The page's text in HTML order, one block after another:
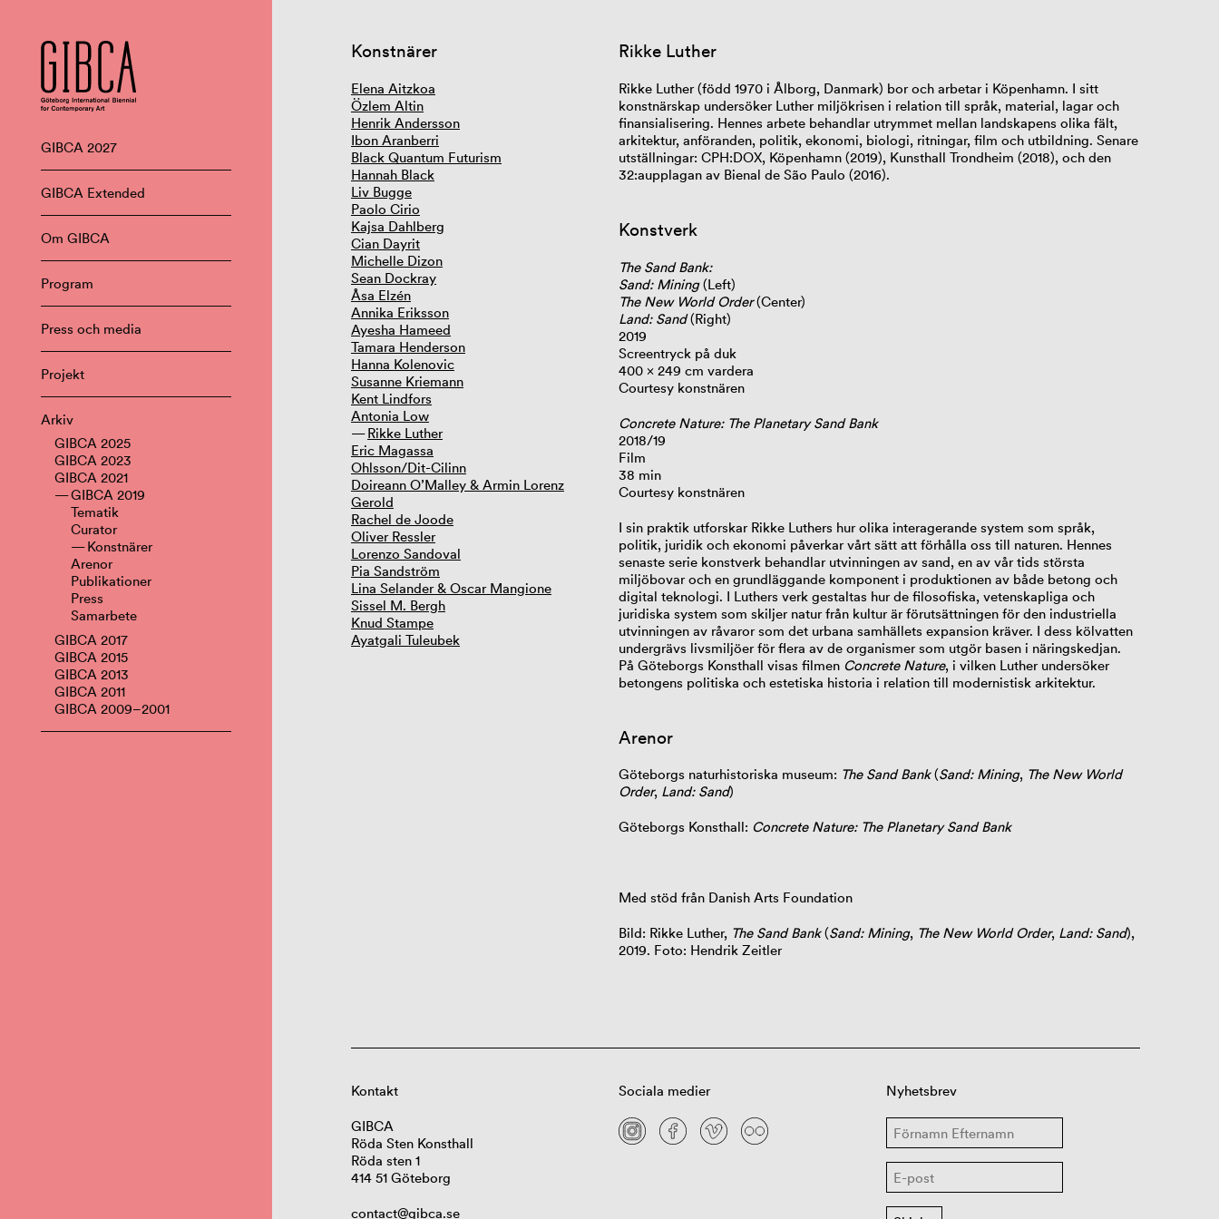
GIBCA 2027
GIBCA Extended
Om GIBCA
Program
Press och media
Projekt
Arkiv
GIBCA 2025
GIBCA 2023
GIBCA 2021
GIBCA 2019
Tematik
Curator
Konstnärer
Arenor
Publikationer
Press
Samarbete
GIBCA 2017
GIBCA 2015
GIBCA 2013
GIBCA 2011
GIBCA 2009–2001
Konstnärer
Elena Aitzkoa
Özlem Altin
Henrik Andersson
Ibon Aranberri
Black Quantum Futurism
Hannah Black
Liv Bugge
Paolo Cirio
Kajsa Dahlberg
Cian Dayrit
Michelle Dizon
Sean Dockray
Åsa Elzén
Annika Eriksson
Ayesha Hameed
Tamara Henderson
Hanna Kolenovic
Susanne Kriemann
Kent Lindfors
Antonia Low
Rikke Luther
Eric Magassa
Ohlsson/Dit-Cilinn
Doireann O’Malley & Armin Lorenz
Gerold
Rachel de Joode
Oliver Ressler
Lorenzo Sandoval
Pia Sandström
Lina Selander & Oscar Mangione
Sissel M. Bergh
Knud Stampe
Ayatgali Tuleubek
Rikke Luther
Rikke Luther (född 1970 i Ålborg, Danmark) bor och arbetar i Köpenhamn. I sitt
konstnärskap undersöker Luther miljökrisen i relation till språk, material, lagar och
finansialisering. Hennes arbete behandlar utrymmet mellan landskapens olika fält,
arkitektur, anföranden, politik, ekonomi, biologi, ritningar, film och utbildning. Senare
utställningar: CPH:DOX, Köpenhamn (2019), Kunsthall Trondheim (2018), och den
32:aupplagan av Bienal de São Paulo (2016).
Konstverk
The Sand Bank:
Sand: Mining(Left)
The New World Order(Center)
Land: Sand(Right)
2019
Screentryck på duk
400 × 249 cm vardera
Courtesy konstnären
Concrete Nature: The Planetary Sand Bank
2018/19
Film
38 min
Courtesy konstnären
I sin praktik utforskar Rikke Luthers hur olika interagerande system som språk,
politik, juridik och ekonomi påverkar vårt sätt att förhålla oss till naturen. Hennes
senaste serie konstverk behandlar utvinningen av sand, en av vår tids största
miljöbovar och en grundläggande komponent i produktionen av både betong och
digital teknologi. I Luthers verk gestaltas hur de filosofiska, vetenskapliga och
juridiska system som skiljer natur från kultur är förutsättningen för den industriella
utvinningen av råvaror som det urbana samhällets expansion kräver. I dess kölvatten
undergrävs livsmiljöer för flera av de organismer som utgör basen i näringskedjan.
På Göteborgs Konsthall visas filmen Concrete Nature, i vilken Luther undersöker
betongens politiska och estetiska historia i relation till modernistisk arkitektur.
Arenor
Göteborgs naturhistoriska museum: The Sand Bank(Sand: Mining, The New World
Order, Land: Sand)
Göteborgs Konsthall: Concrete Nature: The Planetary Sand Bank
Med stöd från Danish Arts Foundation
Bild: Rikke Luther,The Sand Bank(Sand: Mining, The New World Order, Land: Sand),
2019. Foto: Hendrik Zeitler
Kontakt
GIBCA
Röda Sten Konsthall
Röda sten 1
414 51 Göteborg
contact@gibca.se
Sociala medier Nyhetsbrev